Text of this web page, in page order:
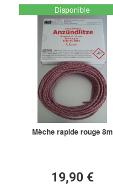
Disponible
Mèche rapide rouge 8m
19,90 €